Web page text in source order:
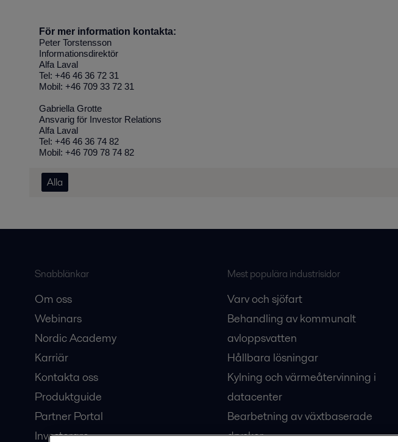
För mer information kontakta:
Peter Torstensson
Informationsdirektör
Alfa Laval
Tel: +46 46 36 72 31
Mobil: +46 709 33 72 31
Gabriella Grotte
Ansvarig för Investor Relations
Alfa Laval
Tel: +46 46 36 74 82
Mobil: +46 709 78 74 82
Alla
Snabblänkar
Om oss
Webinars
Nordic Academy
Karriär
Kontakta oss
Produktguide
Partner Portal
Investerare
Mest populära industrisidor
Varv och sjöfart
Behandling av kommunalt
avloppsvatten
Hållbara lösningar
Kylning och värmeåtervinning i
datacenter
Bearbetning av växtbaserade
drycker